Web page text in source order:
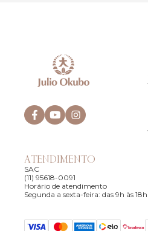
ATENDIMENTO
SAC
(11) 95618-0091
Horário de atendimento
Segunda a sexta-feira: das 9h às 18h